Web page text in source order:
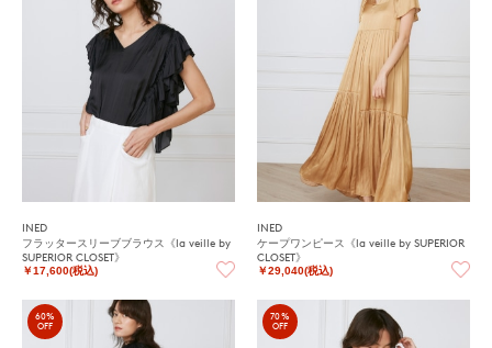
INED
フラッタースリーブブラウス《la veille by
SUPERIOR CLOSET》
￥17,600(税込)
INED
ケープワンピース《la veille by SUPERIOR
CLOSET》
￥29,040(税込)
60%
OFF
70%
OFF